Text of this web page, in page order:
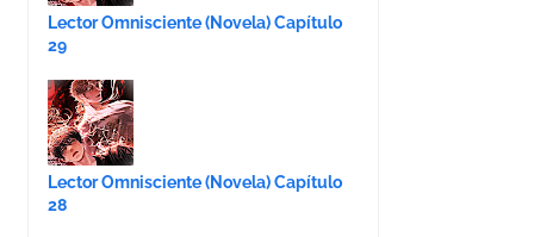
Lector Omnisciente (Novela) Capítulo
29
Lector Omnisciente (Novela) Capítulo
28